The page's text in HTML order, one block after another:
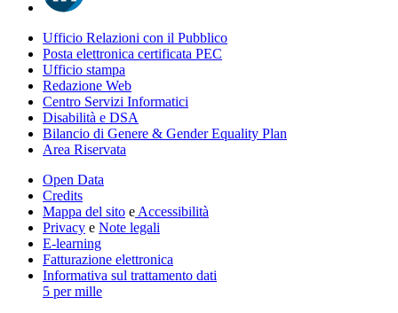
Ufficio Relazioni con il Pubblico
Posta elettronica certificata PEC
Ufficio stampa
Redazione Web
Centro Servizi Informatici
Disabilità e DSA
Bilancio di Genere & Gender Equality Plan
Area Riservata
Open Data
Credits
Mappa del sito eAccessibilità
Privacy e Note legali
E-learning
Fatturazione elettronica
Informativa sul trattamento dati
5 per mille